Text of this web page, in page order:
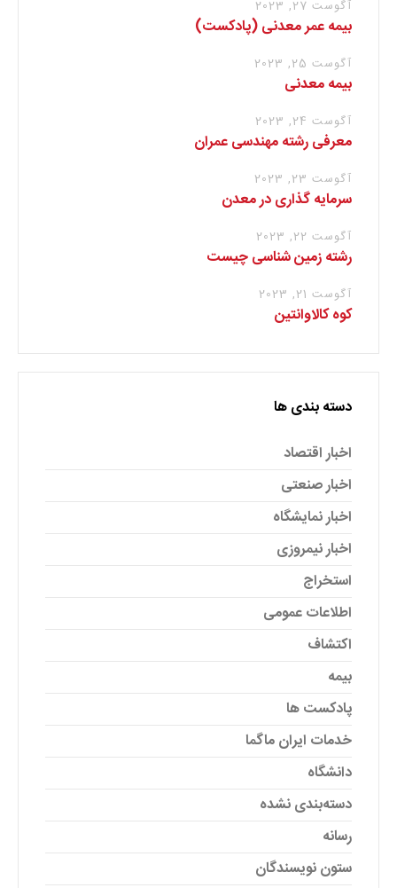
آگوست 27, 2023
بیمه عمر معدنی (پادکست)
آگوست 25, 2023
بیمه معدنی
آگوست 24, 2023
معرفی رشته مهندسی عمران
آگوست 23, 2023
سرمایه گذاری در معدن
آگوست 22, 2023
رشته زمین شناسی چیست
آگوست 21, 2023
کوه کالاوانتین
دسته بندی ها
اخبار اقتصاد
اخبار صنعتی
اخبار نمایشگاه
اخبار نیمروزی
استخراج
اطلاعات عمومی
اکتشاف
بیمه
پادکست ها
خدمات ایران ماگما
دانشگاه
دسته‌بندی نشده
رسانه
ستون نویسندگان